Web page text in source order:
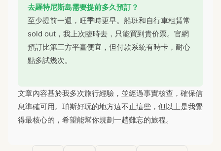
去羅特尼斯島需要提前多久預訂？
至少提前一週，旺季時更早。船班和自行車租賃常
sold out，我上次臨時去，只能買到貴价票。官網
預訂比第三方平臺便宜，但付款系統有時卡，耐心
點多試幾次。
文章內容基於我多次旅行經驗，並經過事實核查，確保信
息準確可用。珀斯好玩的地方遠不止這些，但以上是我覺
得最核心的，希望能幫你規劃一趟難忘的旅程。